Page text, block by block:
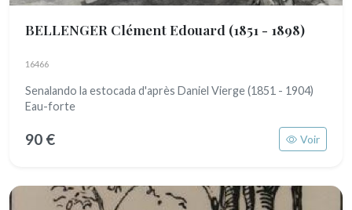
BELLENGER Clément Edouard (1851 - 1898)
16466
Senalando la estocada d'après Daniel Vierge (1851 - 1904)
Eau-forte
90 € Voir